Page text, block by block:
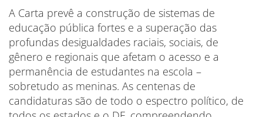
A Carta prevê a construção de sistemas de
educação pública fortes e a superação das
profundas desigualdades raciais, sociais, de
gênero e regionais que afetam o acesso e a
permanência de estudantes na escola –
sobretudo as meninas. As centenas de
candidaturas são de todo o espectro político, de